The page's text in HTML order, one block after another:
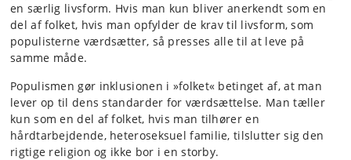
en særlig livsform. Hvis man kun bliver anerkendt som en
del af folket, hvis man opfylder de krav til livsform, som
populisterne værdsætter, så presses alle til at leve på
samme måde.
Populismen gør inklusionen i »folket« betinget af, at man
lever op til dens standarder for værdsættelse. Man tæller
kun som en del af folket, hvis man tilhører en
hårdtarbejdende, heteroseksuel familie, tilslutter sig den
rigtige religion og ikke bor i en storby.